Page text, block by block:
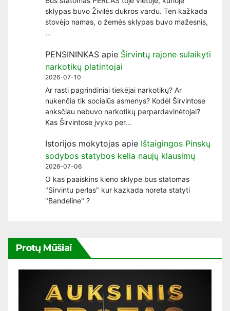
sklypas buvo Živilės dukros vardu. Ten kažkada
stovėjo namas, o žemės sklypas buvo mažesnis,
…
PENSININKAS apie Širvintų rajone sulaikyti
narkotikų platintojai
2026-07-10
Ar rasti pagrindiniai tiekėjai narkotikų? Ar
nukenčia tik socialūs asmenys? Kodėl Širvintose
anksčiau nebuvo narkotikų perpardavinėtojai?
Kas Širvintose įvyko per…
Istorijos mokytojas apie Ištaigingos Pinskų
sodybos statybos kelia naujų klausimų
2026-07-06
O kas paaiskins kieno sklype bus statomas
"Sirvintu perlas" kur kazkada noreta statyti
"Bandeline" ?
Protų Mūšiai